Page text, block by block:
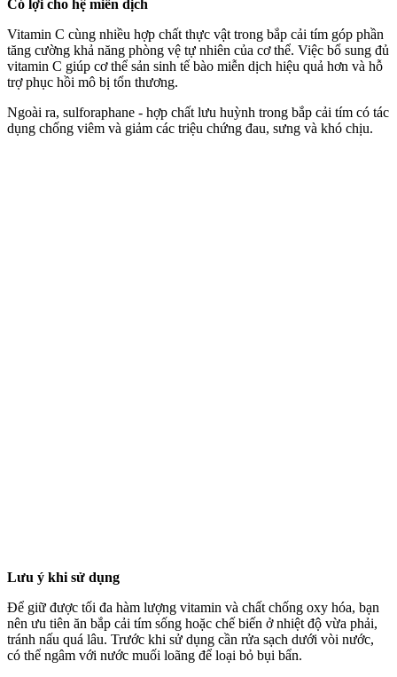
Có lợi cho hệ miễn dịch
Vitamin C cùng nhiều hợp chất thực vật trong bắp cải tím góp phần
tăng cường khả năng phòng vệ tự nhiên của c‌ơ th‌ể. Việc bổ sung đủ
vitamin C giúp c‌ơ th‌ể sản sinh tế bào miễn dịch hiệu quả hơn và hỗ
trợ phục hồi mô bị tổn thương.
Ngoài ra, sulforaphane - hợp chất lưu huỳnh trong bắp cải tím có tác
dụng chống viêm và giảm các triệu chứng đau, sưng và khó chịu.
Lưu ý khi sử dụng
Để giữ được tối đa hàm lượng vitamin và chất chống oxy hóa, bạn
nên ưu tiên ăn bắp cải tím sống hoặc chế biến ở nhiệt độ vừa phải,
tránh nấu quá lâu. Trước khi sử dụng cần rửa sạch dưới vòi nước,
có thể ngâm với nước muối loãng để loại bỏ bụi bẩn.